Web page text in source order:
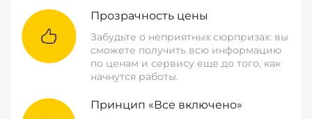
Прозрачность цены
Забудьте о неприятных сюрпризах: вы
сможете получить всю информацию
по ценам и сервису еще до того, как
начнутся работы.
Принцип «Все включено»